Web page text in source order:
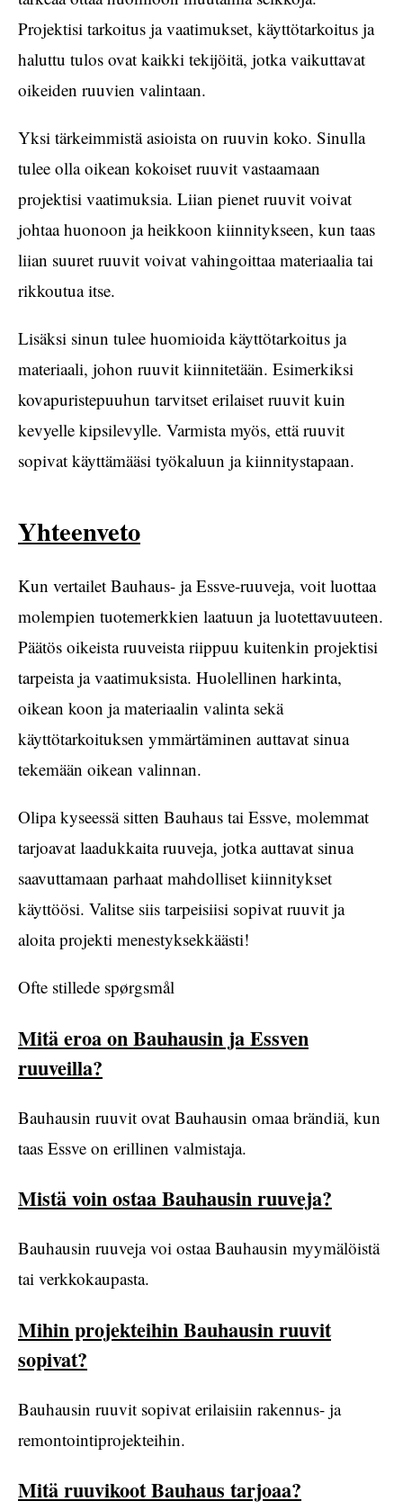
Projektisi tarkoitus ja vaatimukset, käyttötarkoitus ja
haluttu tulos ovat kaikki tekijöitä, jotka vaikuttavat
oikeiden ruuvien valintaan.
Yksi tärkeimmistä asioista on ruuvin koko. Sinulla
tulee olla oikean kokoiset ruuvit vastaamaan
projektisi vaatimuksia. Liian pienet ruuvit voivat
johtaa huonoon ja heikkoon kiinnitykseen, kun taas
liian suuret ruuvit voivat vahingoittaa materiaalia tai
rikkoutua itse.
Lisäksi sinun tulee huomioida käyttötarkoitus ja
materiaali, johon ruuvit kiinnitetään. Esimerkiksi
kovapuristepuuhun tarvitset erilaiset ruuvit kuin
kevyelle kipsilevylle. Varmista myös, että ruuvit
sopivat käyttämääsi työkaluun ja kiinnitystapaan.
Yhteenveto
Kun vertailet Bauhaus- ja Essve-ruuveja, voit luottaa
molempien tuotemerkkien laatuun ja luotettavuuteen.
Päätös oikeista ruuveista riippuu kuitenkin projektisi
tarpeista ja vaatimuksista. Huolellinen harkinta,
oikean koon ja materiaalin valinta sekä
käyttötarkoituksen ymmärtäminen auttavat sinua
tekemään oikean valinnan.
Olipa kyseessä sitten Bauhaus tai Essve, molemmat
tarjoavat laadukkaita ruuveja, jotka auttavat sinua
saavuttamaan parhaat mahdolliset kiinnitykset
käyttöösi. Valitse siis tarpeisiisi sopivat ruuvit ja
aloita projekti menestyksekkäästi!
Ofte stillede spørgsmål
Mitä eroa on Bauhausin ja Essven
ruuveilla?
Bauhausin ruuvit ovat Bauhausin omaa brändiä, kun
taas Essve on erillinen valmistaja.
Mistä voin ostaa Bauhausin ruuveja?
Bauhausin ruuveja voi ostaa Bauhausin myymälöistä
tai verkkokaupasta.
Mihin projekteihin Bauhausin ruuvit
sopivat?
Bauhausin ruuvit sopivat erilaisiin rakennus- ja
remontointiprojekteihin.
Mitä ruuvikoot Bauhaus tarjoaa?